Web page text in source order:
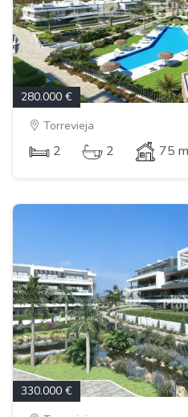
280.000 €
Torrevieja
2 2 75 m
330.000 €